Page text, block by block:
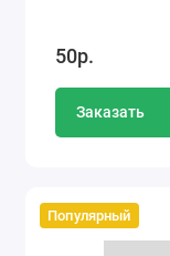
50р.
Заказать
Популярный